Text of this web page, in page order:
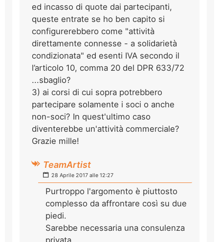
ed incasso di quote dai partecipanti,
queste entrate se ho ben capito si
configurerebbero come "attività
direttamente connesse - a solidarietà
condizionata" ed esenti IVA secondo il
l’articolo 10, comma 20 del DPR 633/72
...sbaglio?
3) ai corsi di cui sopra potrebbero
partecipare solamente i soci o anche
non-soci? In quest'ultimo caso
diventerebbe un'attività commerciale?
Grazie mille!
TeamArtist
28 Aprile 2017 alle 12:27
Purtroppo l'argomento è piuttosto
complesso da affrontare così su due
piedi.
Sarebbe necessaria una consulenza
privata.